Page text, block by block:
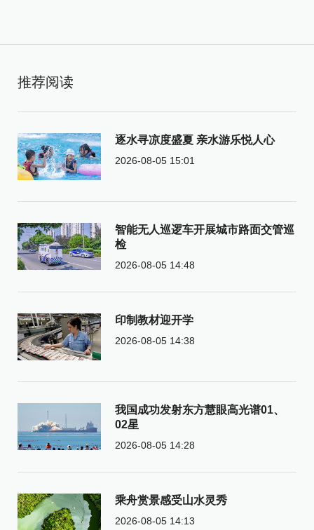
推荐阅读
逐水寻凉度盛夏 亲水游乐悦人心
2026-08-05 15:01
智能无人巡逻车开展城市路面交管巡
检
2026-08-05 14:48
印制教材迎开学
2026-08-05 14:38
我国成功发射东方慧眼高光谱01、
02星
2026-08-05 14:28
乘舟赏景感受山水灵秀
2026-08-05 14:13